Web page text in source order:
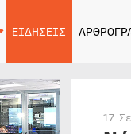
ΕΙΔΗΣΕΙΣ
17